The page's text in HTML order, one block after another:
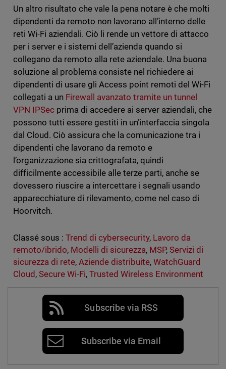
Un altro risultato che vale la pena notare è che molti
dipendenti da remoto non lavorano all’interno delle
reti Wi-Fi aziendali. Ciò li rende un vettore di attacco
per i server e i sistemi dell’azienda quando si
collegano da remoto alla rete aziendale. Una buona
soluzione al problema consiste nel richiedere ai
dipendenti di usare gli Access point remoti del Wi-Fi
collegati a un Firewall avanzato tramite un tunnel
VPN IPSecprima di accedere ai server aziendali, che
possono tutti essere gestiti in un’interfaccia singola
dal Cloud. Ciò assicura che la comunicazione tra i
dipendenti che lavorano da remoto e
l’organizzazione sia crittografata, quindi
difficilmente accessibile alle terze parti, anche se
dovessero riuscire a intercettare i segnali usando
apparecchiature di rilevamento, come nel caso di
Hoorvitch.
Classé sous : Trend di cybersecurity, Lavoro da
remoto/ibrido, Modelli di sicurezza, MSP,Servizi di
sicurezza di rete, Aziende distribuite,WatchGuard
Cloud , Secure Wi-Fi, Trusted Wireless Environment
Subscribe via RSS
Subscribe via Email